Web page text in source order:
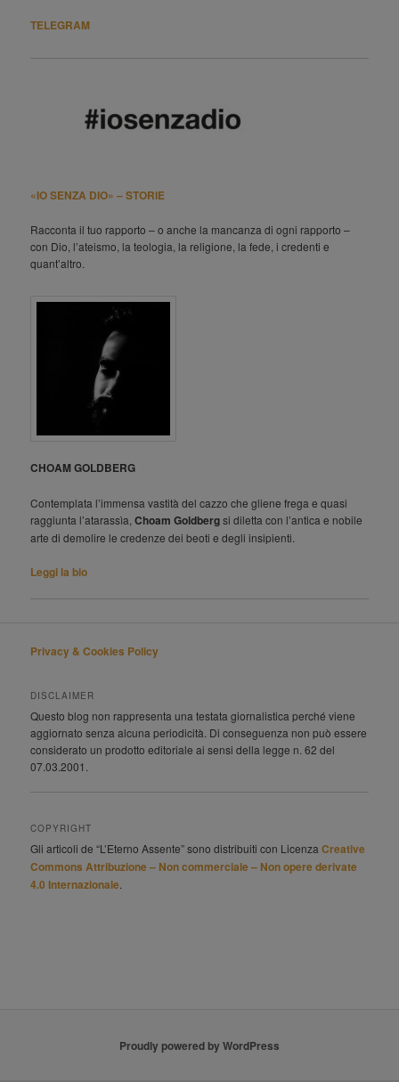
TELEGRAM
«IO SENZA DIO» – STORIE
Racconta il tuo rapporto – o anche la mancanza di ogni rapporto –
con Dio, l’ateismo, la teologia, la religione, la fede, i credenti e
quant’altro.
CHOAM GOLDBERG
Contemplata l’immensa vastità del cazzo che gliene frega e quasi
raggiunta l’atarassìa,Choam Goldbergsi diletta con l’antica e nobile
arte di demolire le credenze dei beoti e degli insipienti.
Leggi la bio
Privacy & Cookies Policy
DISCLAIMER
Questo blog non rappresenta una testata giornalistica perché viene
aggiornato senza alcuna periodicità. Di conseguenza non può essere
considerato un prodotto editoriale ai sensi della legge n. 62 del
07.03.2001.
COPYRIGHT
Gli articoli de “L’Eterno Assente” sono distribuiti con LicenzaCreative
Commons Attribuzione – Non commerciale – Non opere derivate
4.0 Internazionale
Proudly powered by WordPress